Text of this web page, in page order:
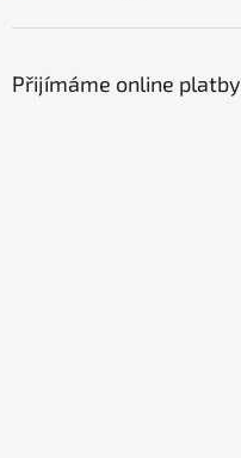
Přijímáme online platby